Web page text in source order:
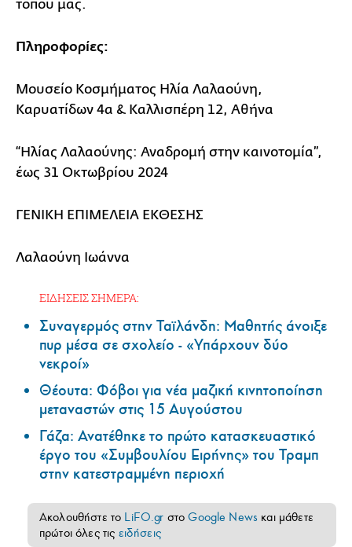
τόπου μας.
Πληροφορίες:
Μουσείο Κοσμήματος Ηλία Λαλαούνη,
Καρυατίδων 4α & Καλλισπέρη 12, Αθήνα
“Ηλίας Λαλαούνης: Αναδρομή στην καινοτομία”,
έως 31 Οκτωβρίου 2024
ΓΕΝΙΚΗ ΕΠΙΜΕΛΕΙΑ ΕΚΘΕΣΗΣ
Λαλαούνη Ιωάννα
ΕΙΔΗΣΕΙΣ ΣΗΜΕΡΑ:
Συναγερμός στην Ταϊλάνδη: Μαθητής άνοιξε
πυρ μέσα σε σχολείο - «Υπάρχουν δύο
νεκροί»
Θέουτα: Φόβοι για νέα μαζική κινητοποίηση
μεταναστών στις 15 Αυγούστου
Γάζα: Ανατέθηκε το πρώτο κατασκευαστικό
έργο του «Συμβουλίου Ειρήνης» του Τραμπ
στην κατεστραμμένη περιοχή
Ακολουθήστε το LiFO.gr στοGoogle News και μάθετε
πρώτοι όλες τις ειδήσεις